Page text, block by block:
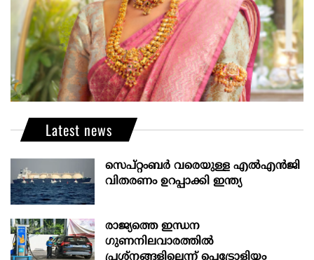
Latest news
സെപ്റ്റംബർ വരെയുള്ള എൽഎൻജി
വിതരണം ഉറപ്പാക്കി ഇന്ത്യ
രാജ്യത്തെ ഇന്ധന
ഗുണനിലവാരത്തില്‍
പ്രശ്‌നങ്ങളില്ലെന്ന് പെട്രോളിയം